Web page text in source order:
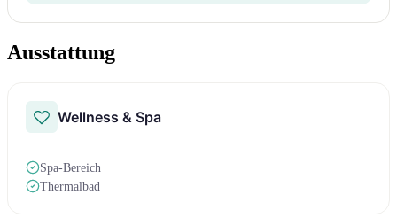
Ausstattung
Wellness & Spa
Spa-Bereich
Thermalbad